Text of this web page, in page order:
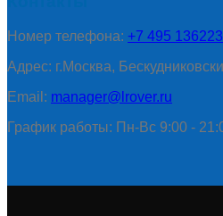
Номер телефона: +7 495
Адрес: г.Москва,
Email: manager@lrover.ru
График работы: Пн-Вс 9:00 -